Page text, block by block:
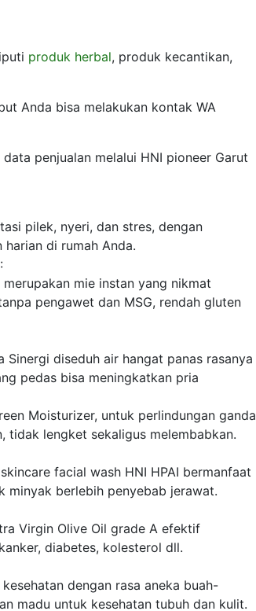
produk herbal, produk kecantikan,
Anda bisa melakukan kontak WA
penjualan melalui HNI pioneer Garut
pilek, nyeri, dan stres, dengan
di rumah Anda.
:
mie instan yang nikmat
pengawet dan MSG, rendah gluten
diseduh air hangat panas rasanya
pedas bisa meningkatkan pria
Moisturizer, untuk perlindungan ganda
tidak lengket sekaligus melembabkan.
facial wash HNI HPAI bermanfaat
minyak berlebih penyebab jerawat.
Virgin Olive Oil grade A efektif
diabetes, kolesterol dll.
dengan rasa aneka buah-
madu untuk kesehatan tubuh dan kulit.